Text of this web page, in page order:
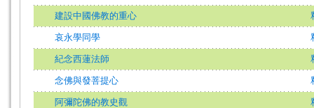
建設中國佛教的重心
哀永學同學
紀念西蓮法師
念佛與發菩提心
阿彌陀佛的教史觀